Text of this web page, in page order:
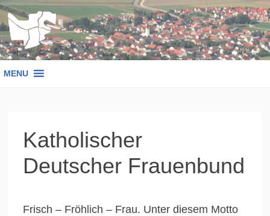
Zum
Inhalt
springen
MENU
Katholischer
Deutscher Frauenbund
Frisch – Fröhlich – Frau. Unter diesem Motto